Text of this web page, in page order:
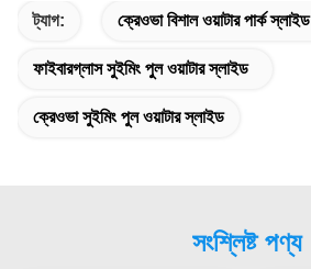
ট্যাগ: ক্রেওভা বিশাল ওয়াটার পার্ক স্লাইড
ফাইবারগ্লাস সুইমিং পুল ওয়াটার স্লাইড
ক্রেওভা সুইমিং পুল ওয়াটার স্লাইড
সংশ্লিষ্ট পণ্য